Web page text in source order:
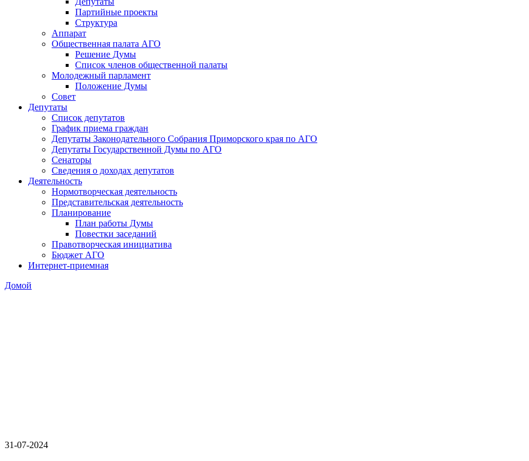
Партийные проекты
Структура
Аппарат
Общественная палата АГО
Решение Думы
Список членов общественной палаты
Молодежный парламент
Положение Думы
Совет
Депутаты
Список депутатов
График приема граждан
Депутаты Законодательного Собрания Приморского края по АГО
Депутаты Государственной Думы по АГО
Сенаторы
Сведения о доходах депутатов
Деятельность
Нормотворческая деятельность
Представительская деятельность
Планирование
План работы Думы
Повестки заседаний
Правотворческая инициатива
Бюджет АГО
Интернет-приемная
Домой
31-07-2024